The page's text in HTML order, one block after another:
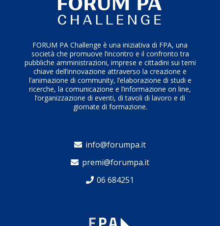
FORUM PA Challenge è una iniziativa di FPA, una
società che promuove l’incontro e il confronto tra
pubbliche amministrazioni, imprese e cittadini sui temi
chiave dell’innovazione attraverso la creazione e
l’animazione di community, l’elaborazione di studi e
ricerche, la comunicazione e l’informazione on line,
l’organizzazione di eventi, di tavoli di lavoro e di
giornate di formazione.
info@forumpa.it
premi@forumpa.it
06 684251